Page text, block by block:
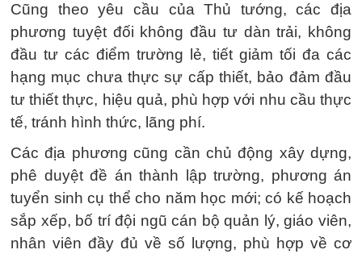
Cũng theo yêu cầu của Thủ tướng, các địa
phương tuyệt đối không đầu tư dàn trải, không
đầu tư các điểm trường lẻ, tiết giảm tối đa các
hạng mục chưa thực sự cấp thiết, bảo đảm đầu
tư thiết thực, hiệu quả, phù hợp với nhu cầu thực
tế, tránh hình thức, lãng phí.
Các địa phương cũng cần chủ động xây dựng,
phê duyệt đề án thành lập trường, phương án
tuyển sinh cụ thể cho năm học mới; có kế hoạch
sắp xếp, bố trí đội ngũ cán bộ quản lý, giáo viên,
nhân viên đầy đủ về số lượng, phù hợp về cơ